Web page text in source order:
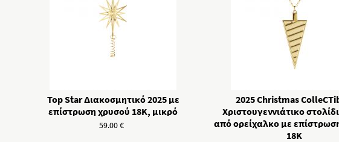
Top Star Διακοσμητικό 2025 με
επίστρωση χρυσού 18Κ, μικρό
59.00€
2025 Christmas
Χριστουγεννιάτικο
από ορείχαλκο με
18Κ